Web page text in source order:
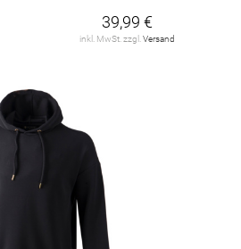
39,99 €
inkl. MwSt. zzgl. Versand